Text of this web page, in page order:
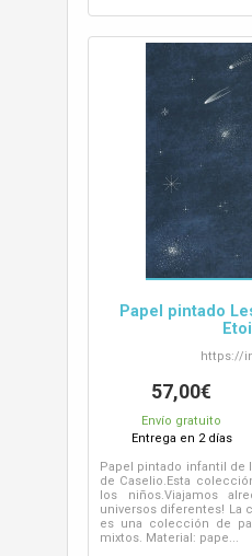
Papel pintado
https://
57,00€
Envío gratuito
Entrega en 2 días
Papel pintado infantil de
de Caselio.Esta
los niños.Viajamos
universos diferentes! La
es una colección de
mixtos. Material: pape...